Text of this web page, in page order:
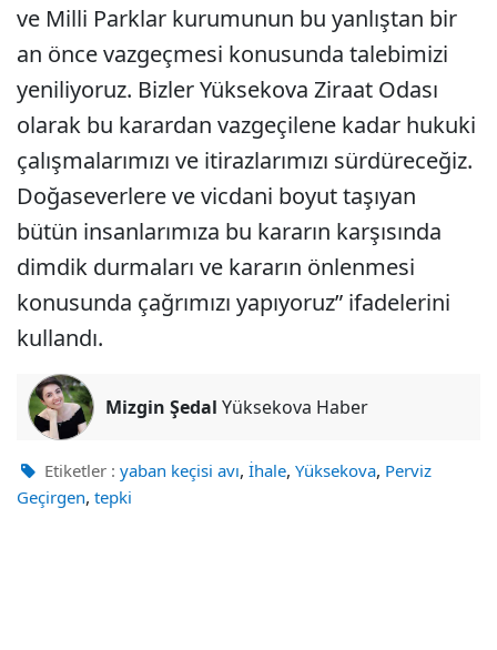
ve Milli Parklar kurumunun bu yanlıştan bir
an önce vazgeçmesi konusunda talebimizi
yeniliyoruz. Bizler Yüksekova Ziraat Odası
olarak bu karardan vazgeçilene kadar hukuki
çalışmalarımızı ve itirazlarımızı sürdüreceğiz.
Doğaseverlere ve vicdani boyut taşıyan
bütün insanlarımıza bu kararın karşısında
dimdik durmaları ve kararın önlenmesi
konusunda çağrımızı yapıyoruz” ifadelerini
kullandı.
Mizgin Şedal Yüksekova Haber
Etiketler : yaban keçisi avı, İhale, Yüksekova, Perviz
Geçirgen, tepki